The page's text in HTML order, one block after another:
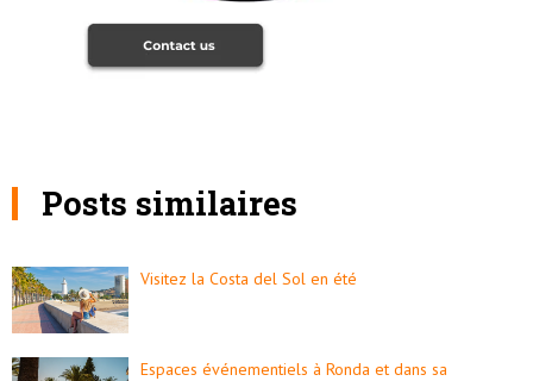
Posts similaires
Visitez la Costa del Sol en été
Espaces événementiels à Ronda et dans sa